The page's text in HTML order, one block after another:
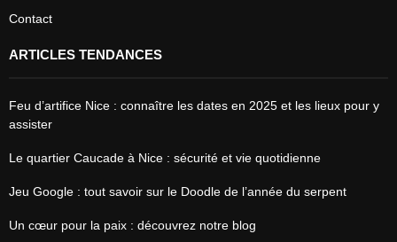
Contact
ARTICLES TENDANCES
Feu d’artifice Nice : connaître les dates en 2025 et les lieux pour y
assister
Le quartier Caucade à Nice : sécurité et vie quotidienne
Jeu Google : tout savoir sur le Doodle de l’année du serpent
Un cœur pour la paix : découvrez notre blog